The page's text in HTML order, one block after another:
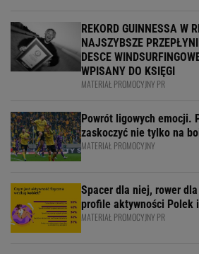
REKORD GUINNESSA W
NAJSZYBSZE
DESCE
WPISANY DO KSIĘGI
MATERIAŁ PROMOCYJNY PR
Powrót ligowych emocji.
zaskoczyć nie tylko na
MATERIAŁ PROMOCYJNY
Spacer dla niej, rower
profile aktywności Polek
MATERIAŁ PROMOCYJNY PR